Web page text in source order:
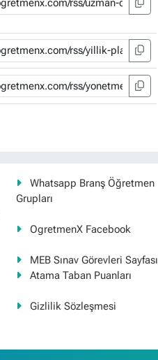
Whatsapp Branş Öğretmen
Grupları
OgretmenX Facebook
MEB Sınav Görevleri Sayfası
Atama Taban Puanları
Gizlilik Sözleşmesi